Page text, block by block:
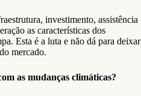
investimento, assistência
as características dos
Esta é a luta e não dá para deixar
mercado.
as mudanças climáticas?